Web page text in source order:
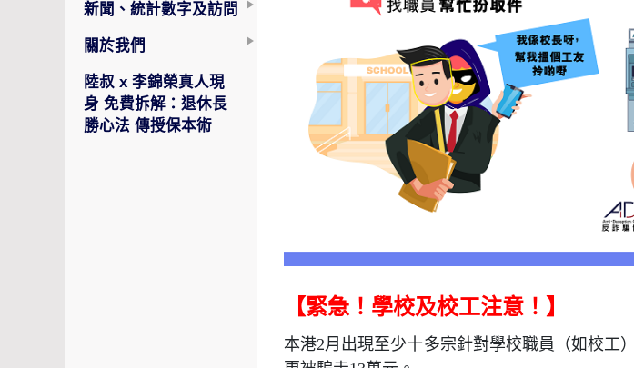
新聞、統計數字及訪問
關於我們
陸叔 x 李錦榮真人現
身 免費拆解：退休長
勝心法 傳授保本術
【緊急！學校及校工注意！】
本港2月出現至少十多宗針對學校職員（如校工